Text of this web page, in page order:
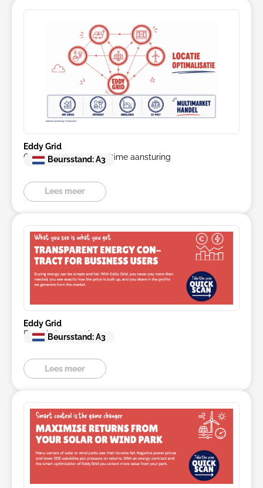
Eddy Grid
Orchestrator 2.0 - Realtime aansturing
Beursstand: A3
Lees meer
Eddy Grid
Energie leverancier
Beursstand: A3
Lees meer